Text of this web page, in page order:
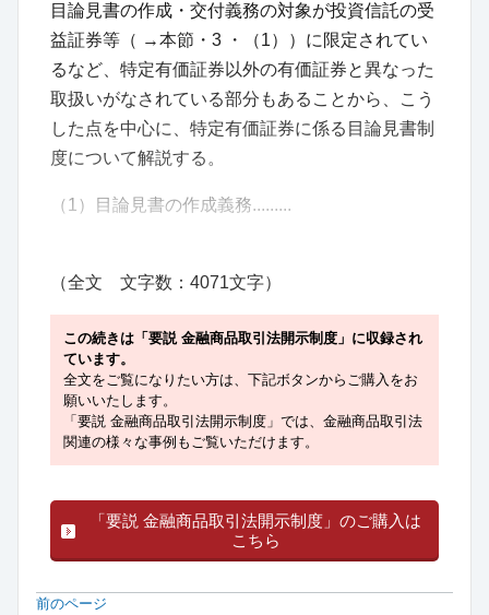
目論見書の作成・交付義務の対象が投資信託の受
益証券等（ →本節・3 ・（1））に限定されてい
るなど、特定有価証券以外の有価証券と異なった
取扱いがなされている部分もあることから、こう
した点を中心に、特定有価証券に係る目論見書制
度について解説する。
（1）目論見書の作成義務.........
（全文 文字数：4071文字）
この続きは「要説 金融商品取引法開示制度」に収録され
ています。
全文をご覧になりたい方は、下記ボタンからご購入をお
願いいたします。
「要説 金融商品取引法開示制度」では、金融商品取引法
関連の様々な事例もご覧いただけます。
「要説 金融商品取引法開示制度」のご購入は
こちら
前のページ